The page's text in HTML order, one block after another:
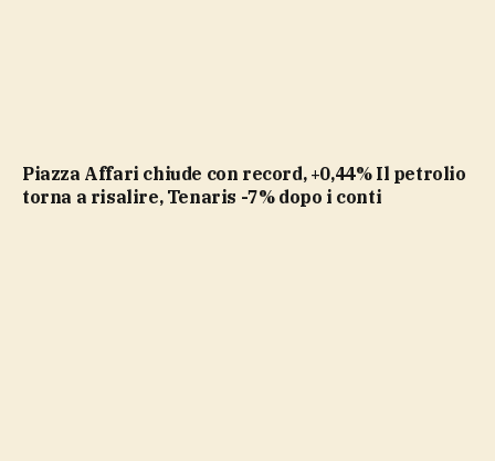
Piazza Affari chiude con record, +0,44% Il petrolio
torna a risalire, Tenaris -7% dopo i conti